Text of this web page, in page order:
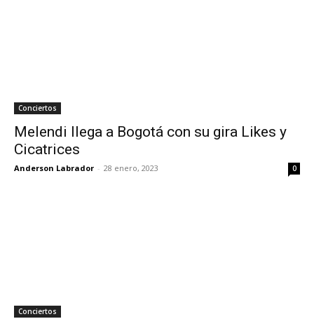
Conciertos
Melendi llega a Bogotá con su gira Likes y
Cicatrices
Anderson Labrador - 28 enero, 2023 0
Conciertos